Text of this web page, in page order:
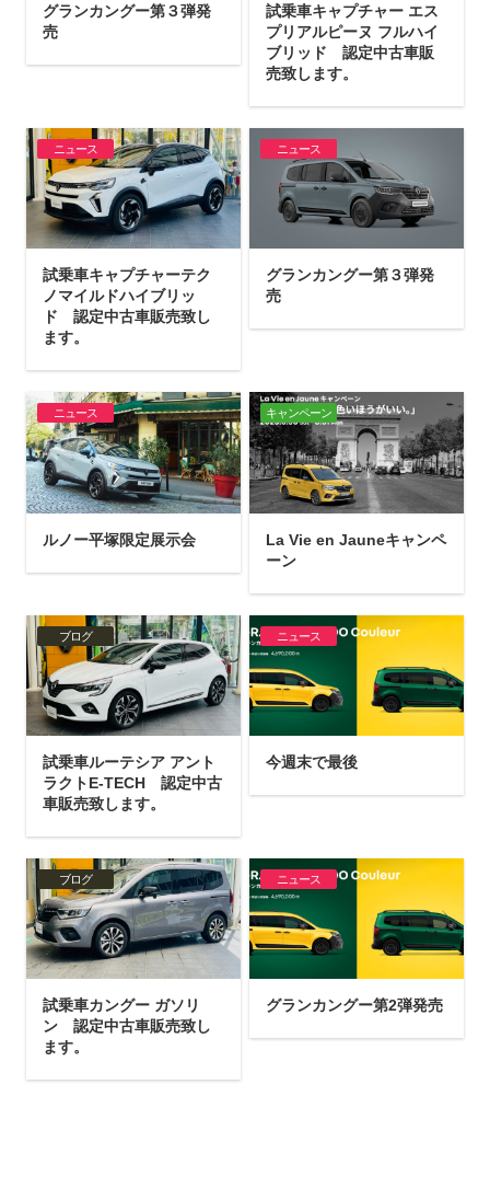
グランカングー第３弾発
売
試乗車キャプチャー エス
プリアルピーヌ フルハイ
ブリッド 認定中古車販
売致します。
ニュース
試乗車キャプチャーテク
ノマイルドハイブリッ
ド 認定中古車販売致し
ます。
ニュース
グランカングー第３弾発
売
ニュース
ルノー平塚限定展示会
キャンペーン
La Vie en Jauneキャンペ
ーン
ブログ
試乗車ルーテシア アント
ラクトE-TECH 認定中古
車販売致します。
ニュース
今週末で最後
ブログ
試乗車カングー ガソリ
ン 認定中古車販売致し
ます。
ニュース
グランカングー第2弾発売